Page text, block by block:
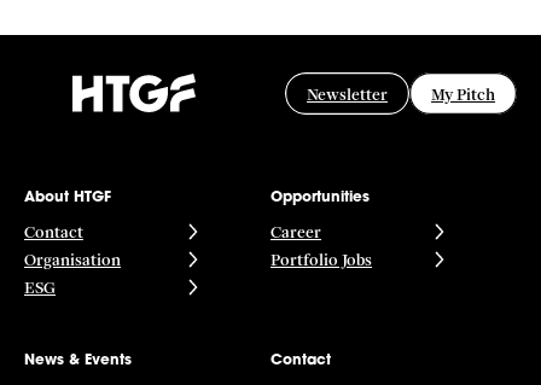
Newsletter My Pitch
About HTGF
Contact
Organisation
ESG
Opportunities
Career
Portfolio Jobs
News & Events Contact